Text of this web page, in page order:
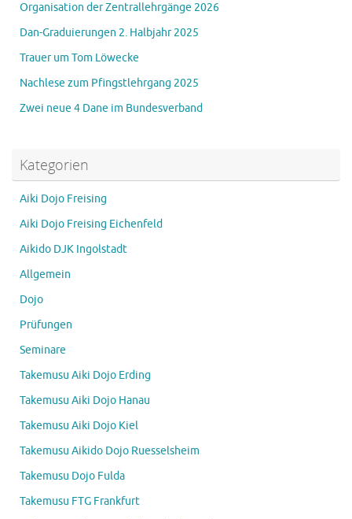
Organisation der Zentrallehrgänge 2026
Dan-Graduierungen 2. Halbjahr 2025
Trauer um Tom Löwecke
Nachlese zum Pfingstlehrgang 2025
Zwei neue 4 Dane im Bundesverband
Kategorien
Aiki Dojo Freising
Aiki Dojo Freising Eichenfeld
Aikido DJK Ingolstadt
Allgemein
Dojo
Prüfungen
Seminare
Takemusu Aiki Dojo Erding
Takemusu Aiki Dojo Hanau
Takemusu Aiki Dojo Kiel
Takemusu Aikido Dojo Ruesselsheim
Takemusu Dojo Fulda
Takemusu FTG Frankfurt